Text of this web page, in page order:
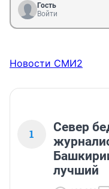
Гость
Войти
Новости СМИ2
1
Север
лучший